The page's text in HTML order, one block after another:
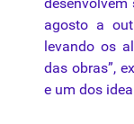
agosto a
levando os
das obras”,
e um dos